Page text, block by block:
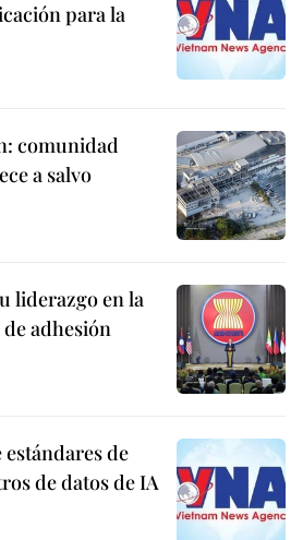
para la
comunidad
a salvo
liderazgo en la
de adhesión
de
de datos de IA